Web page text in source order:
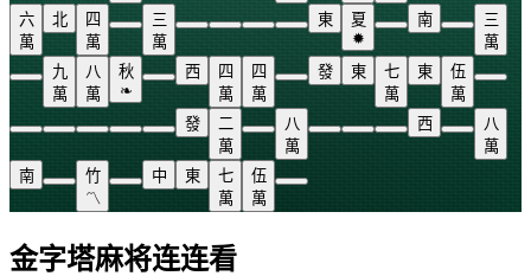
六
萬
北
四
萬
三
萬
東
夏
✹
南
三
萬
九
萬
八
萬
秋
❧
西
四
萬
四
萬
發 東
七
萬
東
伍
萬
發
二
萬
八
萬
西
八
萬
南
竹
〽
中 東
七
萬
伍
萬
金字塔麻将连连看